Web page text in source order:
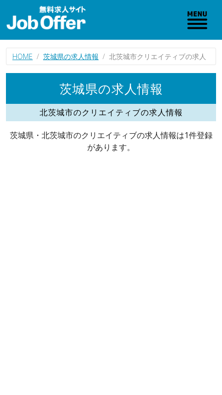
HOME 茨城県の求人情報 北茨城市クリエイティブの求人
茨城県の求人情報
北茨城市のクリエイティブの求人情報
茨城県・北茨城市のクリエイティブの求人情報は1件登録
があります。